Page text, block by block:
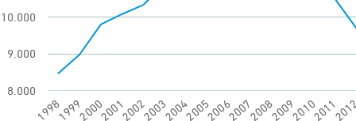
19981999200020012002200320042005200620072008200920102011
8.000
9.000
10.000